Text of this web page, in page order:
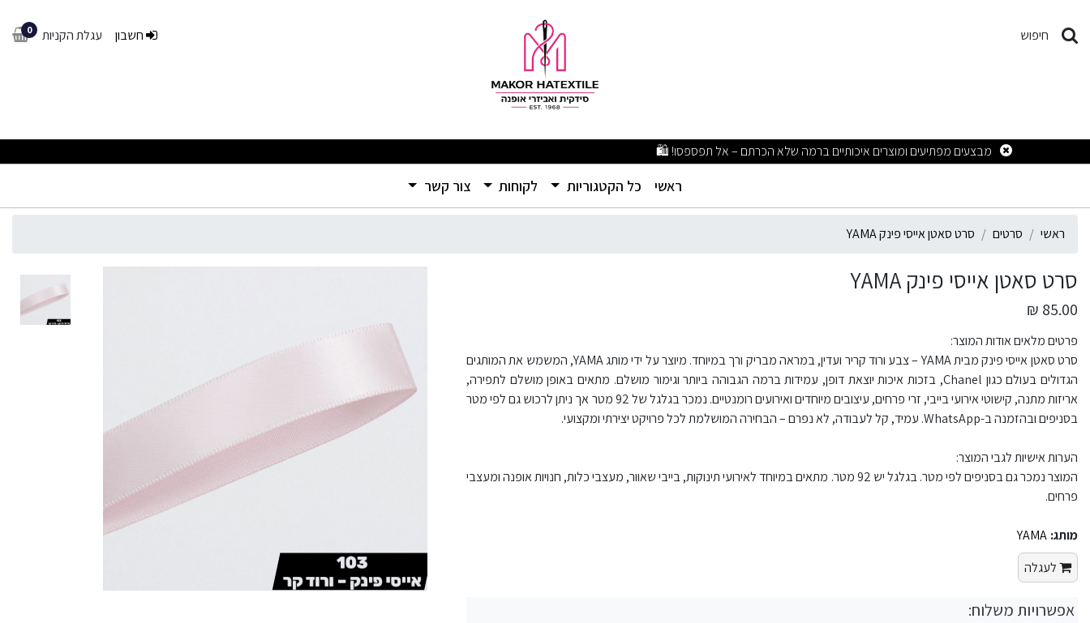
סרט סאטן אייסי פינק YAMA
חיפוש 0 עגלת הקניות חשבון
מבצעים מפתיעים ומוצרים איכותיים ברמה שלא הכרתם – אל תפספסו! 🛍️
ראשי
(current) כל הקטגוריות לקוחות צור קשר
ראשי סרטים סרט סאטן אייסי פינק YAMA
סרט סאטן אייסי פינק YAMA
85.00 ₪
פרטים מלאים אודות המוצר:
סרט סאטן אייסי פינק מבית YAMA – צבע ורוד קריר ועדין, במראה מבריק ורך במיוחד. מיוצר על ידי מותג YAMA, המשמש את המותגים
הגדולים בעולם כגון Chanel, בזכות איכות יוצאת דופן, עמידות ברמה הגבוהה ביותר וגימור מושלם. מתאים באופן מושלם לתפירה,
אריזות מתנה, קישוטי אירועי בייבי, זרי פרחים, עיצובים מיוחדים ואירועים רומנטיים. נמכר בגלגל של 92 מטר אך ניתן לרכוש גם לפי מטר
בסניפים ובהזמנה ב-WhatsApp. עמיד, קל לעבודה, לא נפרם – הבחירה המושלמת לכל פרויקט יצירתי ומקצועי.
הערות אישיות לגבי המוצר:
המוצר נמכר גם בסניפים לפי מטר. בגלגל יש 92 מטר. מתאים במיוחד לאירועי תינוקות, בייבי שאוור, מעצבי כלות, חנויות אופנה ומעצבי
פרחים.
מותג: YAMA
לעגלה
אפשרויות משלוח: